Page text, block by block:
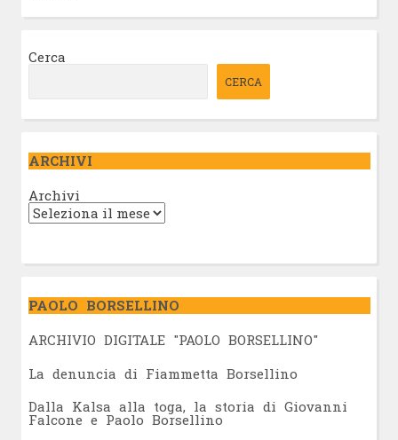
Cerca
CERCA
ARCHIVI
Archivi
PAOLO BORSELLINO
ARCHIVIO DIGITALE "PAOLO BORSELLINO"
La denuncia di Fiammetta Borsellino
Dalla Kalsa alla toga, la storia di Giovanni
Falcone e Paolo Borsellino